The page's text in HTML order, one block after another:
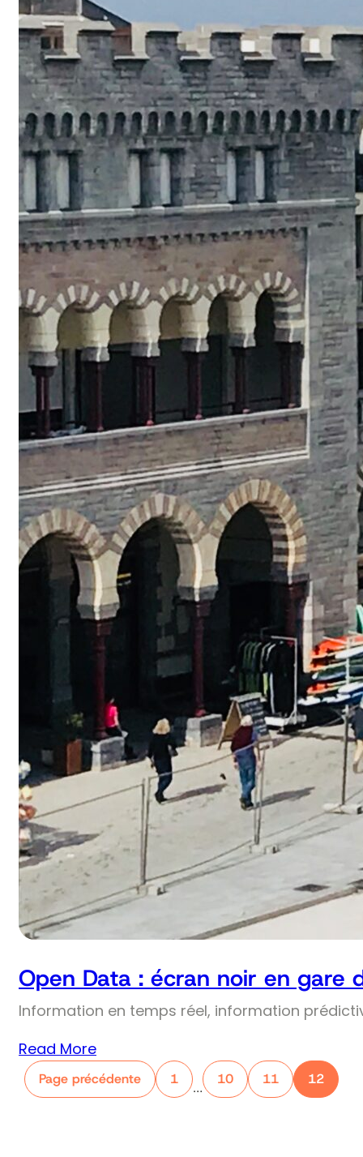
Open Data : écran noir en gare
Information en temps réel, information
Read More
Page précédente 1
…
10 11 12